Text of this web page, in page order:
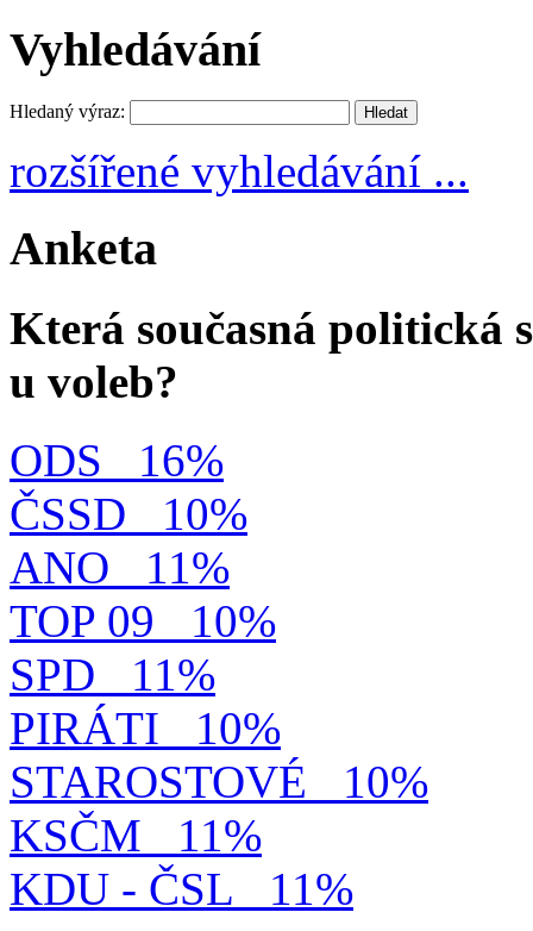
Vyhledávání
Hledaný výraz:
rozšířené vyhledávání ...
Anketa
Která současná politická
u voleb?
ODS
16%
ČSSD
10%
ANO
11%
TOP 09
10%
SPD
11%
PIRÁTI
10%
STAROSTOVÉ
10%
KSČM
11%
KDU - ČSL
11%